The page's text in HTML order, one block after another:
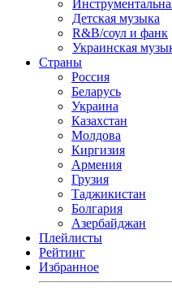
Детская музыка
R&B/cоул и фанк
Украинская
Страны
Россия
Беларусь
Украина
Казахстан
Молдова
Киргизия
Армения
Грузия
Таджикистан
Болгария
Азербайджан
Плейлисты
Рейтинг
Избранное